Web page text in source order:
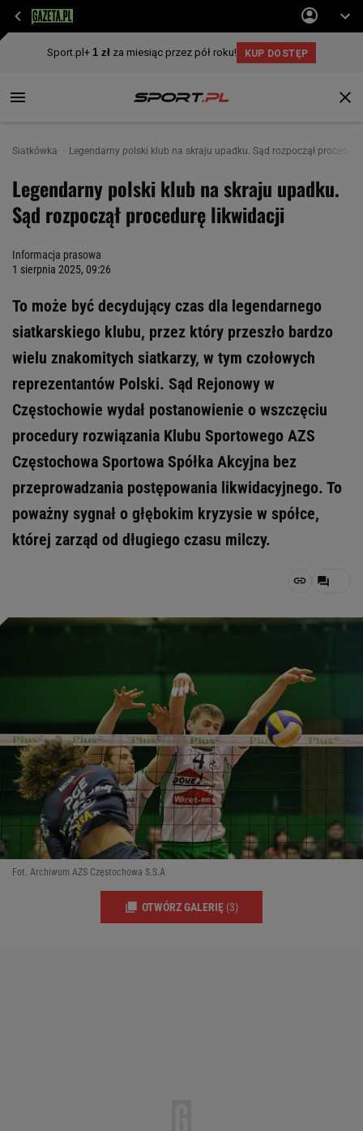
Siatkówka Legendarny polski klub na skraju upadku. Sąd rozpoczął
Legendarny polski klub na skraju upadku.
Sąd rozpoczął procedurę likwidacji
Informacja prasowa
1 sierpnia 2025, 09:26
To może być decydujący czas dla legendarnego
siatkarskiego klubu, przez który przeszło bardzo
wielu znakomitych siatkarzy, w tym czołowych
reprezentantów Polski. Sąd Rejonowy w
Częstochowie wydał postanowienie o wszczęciu
procedury rozwiązania Klubu Sportowego AZS
Częstochowa Sportowa Spółka Akcyjna bez
przeprowadzania postępowania likwidacyjnego. To
poważny sygnał o głębokim kryzysie w spółce,
której zarząd od długiego czasu milczy.
Fot. Archiwum AZS Częstochowa S.S.A
OTWÓRZ GALERIĘ (3)